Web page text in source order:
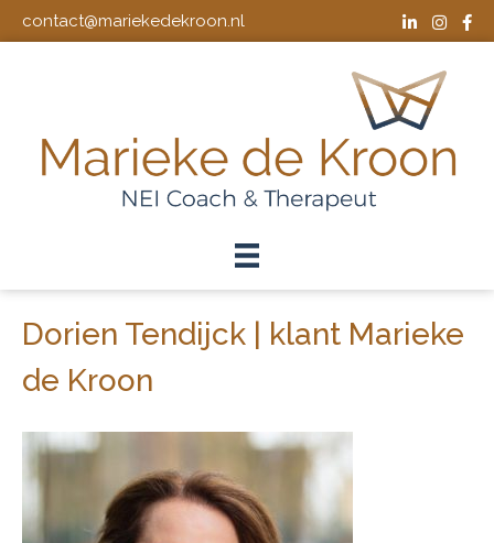
contact@mariekedekroon.nl
Dorien Tendijck | klant Marieke
de Kroon